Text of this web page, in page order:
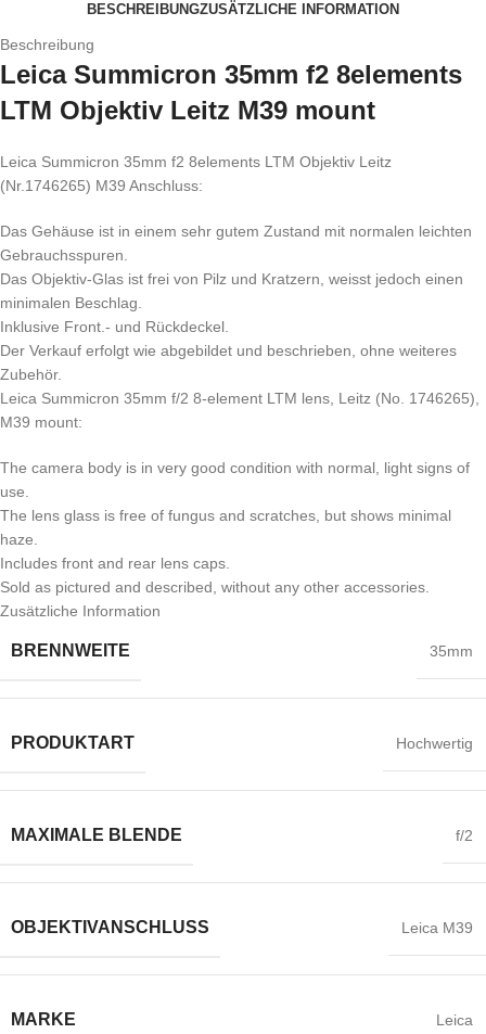
BESCHREIBUNGZUSÄTZLICHE INFORMATION
Beschreibung
Leica Summicron 35mm f2 8elements
LTM Objektiv Leitz M39 mount
Leica Summicron 35mm f2 8elements LTM Objektiv Leitz
(Nr.1746265) M39 Anschluss:
Das Gehäuse ist in einem sehr gutem Zustand mit normalen leichten
Gebrauchsspuren.
Das Objektiv-Glas ist frei von Pilz und Kratzern, weisst jedoch einen
minimalen Beschlag.
Inklusive Front.- und Rückdeckel.
Der Verkauf erfolgt wie abgebildet und beschrieben, ohne weiteres
Zubehör.
Leica Summicron 35mm f/2 8-element LTM lens, Leitz (No. 1746265),
M39 mount:
The camera body is in very good condition with normal, light signs of
use.
The lens glass is free of fungus and scratches, but shows minimal
haze.
Includes front and rear lens caps.
Sold as pictured and described, without any other accessories.
Zusätzliche Information
BRENNWEITE 35mm
PRODUKTART Hochwertig
MAXIMALE BLENDE f/2
OBJEKTIVANSCHLUSS Leica M39
MARKE Leica